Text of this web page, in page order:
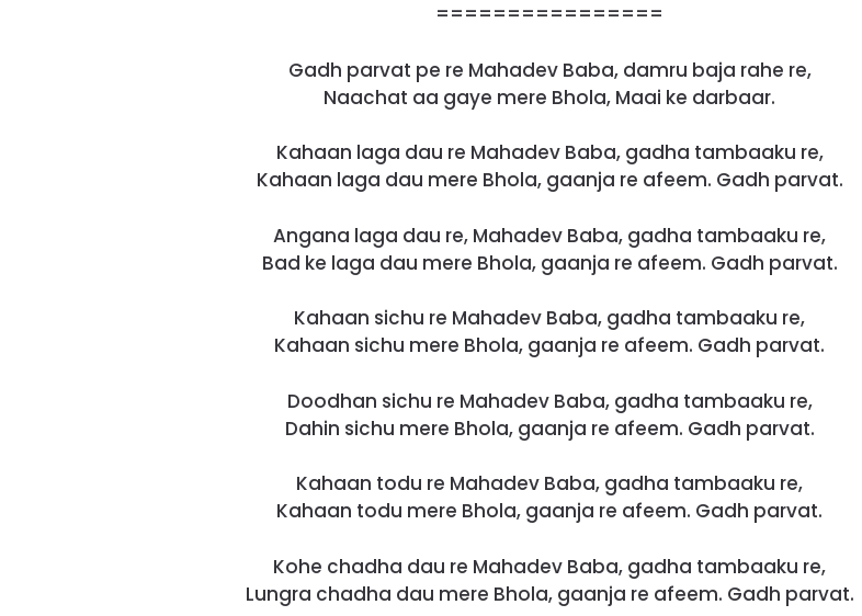
================
Gadh parvat pe re Mahadev Baba, damru baja rahe re,
Naachat aa gaye mere Bhola, Maai ke darbaar.
Kahaan laga dau re Mahadev Baba, gadha tambaaku re,
Kahaan laga dau mere Bhola, gaanja re afeem. Gadh parvat.
Angana laga dau re, Mahadev Baba, gadha tambaaku re,
Bad ke laga dau mere Bhola, gaanja re afeem. Gadh parvat.
Kahaan sichu re Mahadev Baba, gadha tambaaku re,
Kahaan sichu mere Bhola, gaanja re afeem. Gadh parvat.
Doodhan sichu re Mahadev Baba, gadha tambaaku re,
Dahin sichu mere Bhola, gaanja re afeem. Gadh parvat.
Kahaan todu re Mahadev Baba, gadha tambaaku re,
Kahaan todu mere Bhola, gaanja re afeem. Gadh parvat.
Kohe chadha dau re Mahadev Baba, gadha tambaaku re,
Lungra chadha dau mere Bhola, gaanja re afeem. Gadh parvat.